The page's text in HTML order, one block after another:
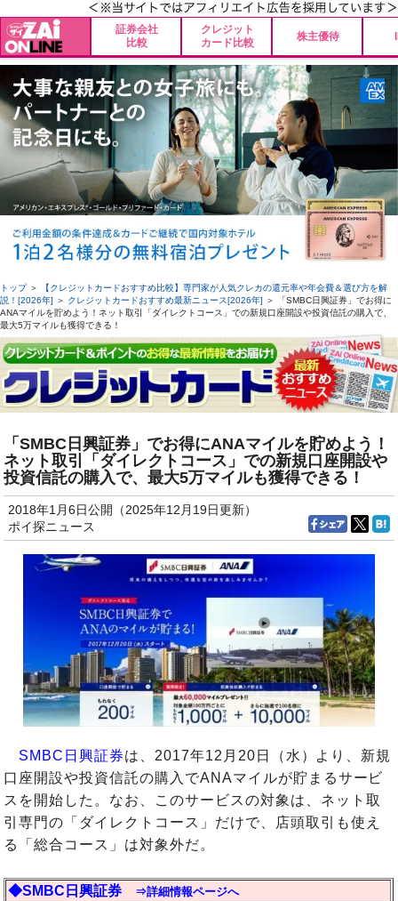
証券会社
比較
クレジット
カード比較
株主優待
トップ＞
【クレジットカードおすすめ比較】専門家が人気クレカの還元率や年会費＆選び方を解
説！[2026年] ＞ クレジットカードおすすめ最新ニュース[2026年] ＞ 「SMBC日興証券」でお得に
ANAマイルを貯めよう！ネット取引「ダイレクトコース」での新規口座開設や投資信託の購入で、
最大5万マイルも獲得できる！
「SMBC日興証券」でお得にANAマイルを貯めよう！
ネット取引「ダイレクトコース」での新規口座開設や
投資信託の購入で、最大5万マイルも獲得できる！
2018年1月6日公開（2025年12月19日更新）
ポイ探ニュース
SMBC日興証券は、2017年12月20日（水）より、新規
口座開設や投資信託の購入でANAマイルが貯まるサービ
スを開始した。なお、このサービスの対象は、ネット取
引専門の「ダイレクトコース」だけで、店頭取引も使え
る「総合コース」は対象外だ。
◆SMBC日興証券
⇒詳細情報ページへ